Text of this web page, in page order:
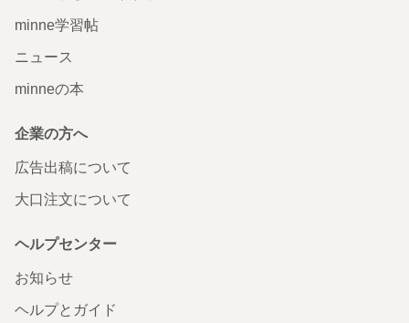
minne学習帖
ニュース
minneの本
企業の方へ
広告出稿について
大口注文について
ヘルプセンター
お知らせ
ヘルプとガイド